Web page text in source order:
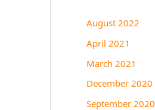
August 2022
April 2021
March 2021
December 2020
September 2020